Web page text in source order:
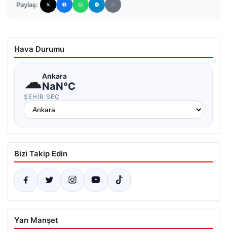
Paylaş:
Hava Durumu
☁Ankara
NaN°C
ŞEHIR SEÇ
Bizi Takip Edin
Yan Manşet